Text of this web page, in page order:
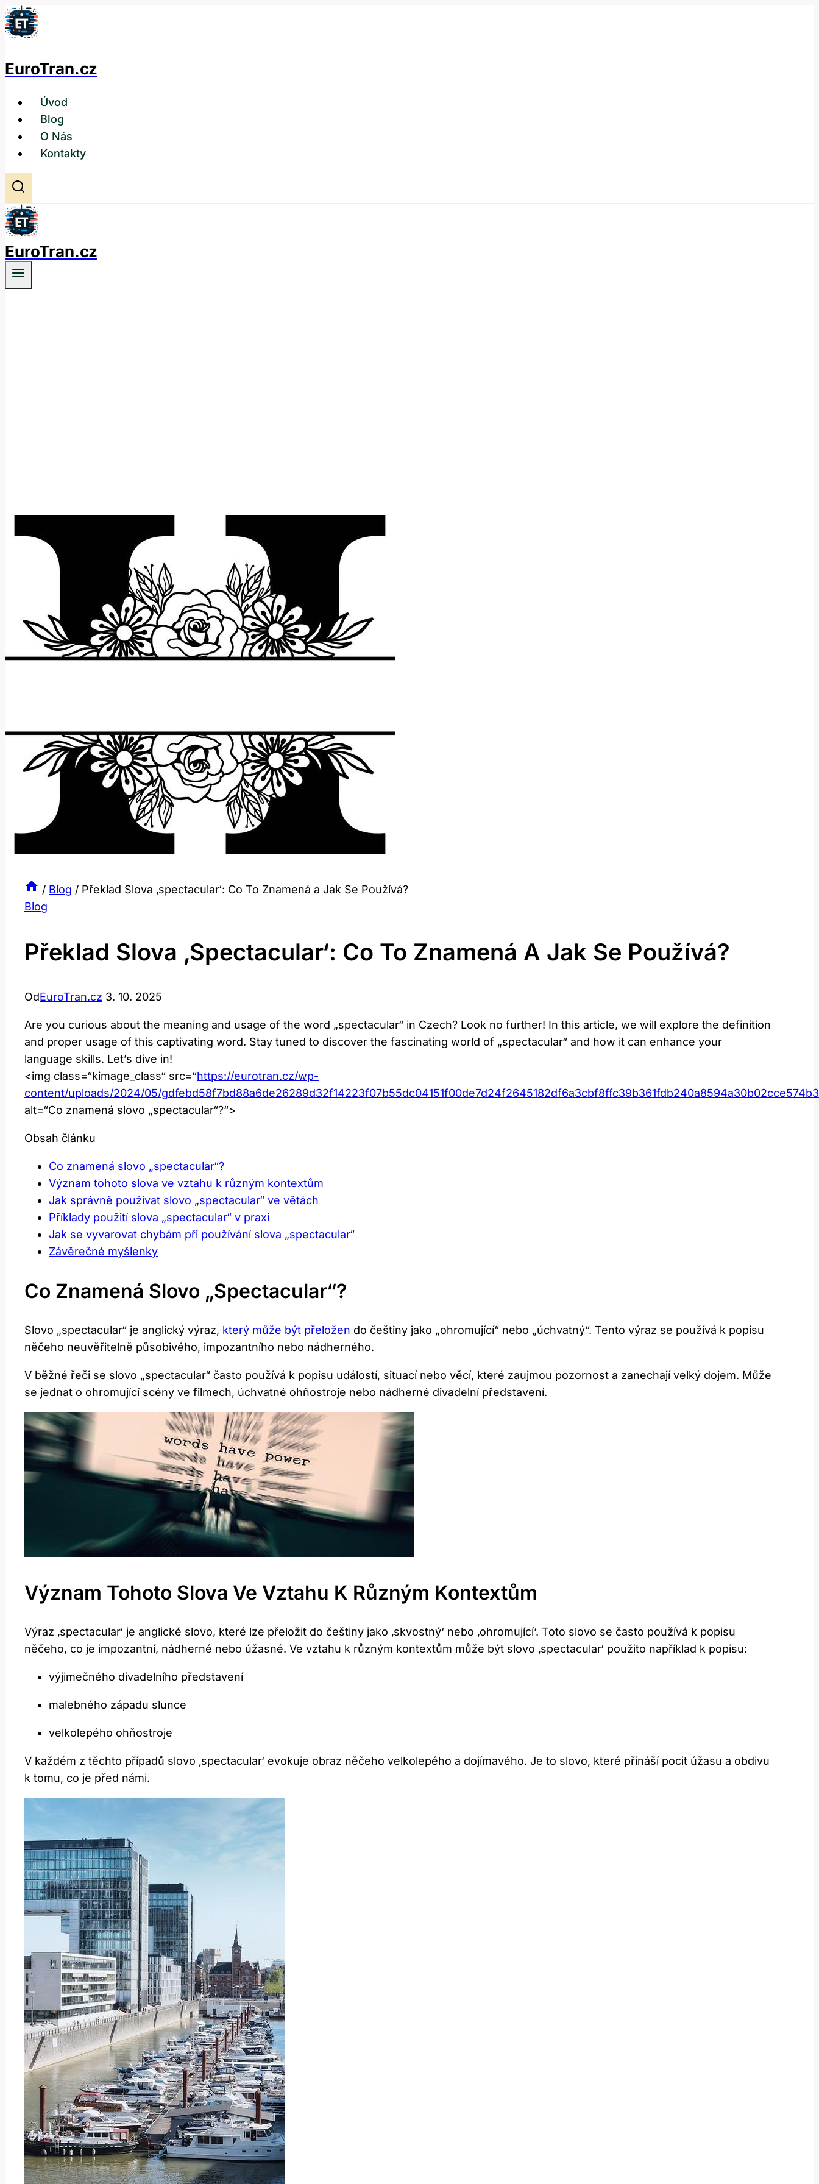
Přeskočit
na
EuroTran.cz
Úvod
Blog
O Nás
Kontakty
EuroTran.cz
/ Blog / Překlad Slova ‚spectacular‘: Co To Znamená a Jak Se Používá?
Blog
Překlad Slova ‚spectacular‘: Co To Znamená A Jak Se Používá?
OdEuroTran.cz 3. 10. 2025
Are you curious about the meaning and usage of the word „spectacular“ in Czech? Look no further! In this article, we will explore the definition
and proper usage of this captivating word. Stay tuned to discover the fascinating world of „spectacular“ and how it can enhance your
language skills. Let’s dive in!
<img class=“kimage_class“ src=“https://eurotran.cz/wp-
content/uploads/2024/05/
alt=“Co znamená slovo „spectacular“?“>
Obsah článku
Co znamená slovo „spectacular“?
Význam tohoto slova ve vztahu k různým kontextům
Jak správně používat slovo „spectacular“ ve větách
Příklady použití slova „spectacular“ v praxi
Jak se vyvarovat chybám při používání slova „spectacular“
Závěrečné myšlenky
Co Znamená Slovo „spectacular“?
Slovo „spectacular“ je anglický výraz, který může být přeložen do češtiny jako „ohromující“ nebo „úchvatný“. Tento výraz se používá k popisu
něčeho neuvěřitelně působivého, impozantního nebo nádherného.
V běžné řeči se slovo „spectacular“ často používá k popisu událostí, situací nebo věcí, které zaujmou pozornost a zanechají velký dojem. Může
se jednat o ohromující scény ve filmech, úchvatné ohňostroje nebo nádherné divadelní představení.
Význam Tohoto Slova Ve Vztahu K Různým Kontextům
Výraz ‚spectacular‘ je anglické slovo, které lze přeložit do češtiny jako ‚skvostný‘ nebo ‚ohromující‘. Toto slovo se často používá k popisu
něčeho, co je impozantní, nádherné nebo úžasné. Ve vztahu k různým kontextům může být slovo ‚spectacular‘ použito například k popisu:
výjimečného divadelního představení
malebného západu slunce
velkolepého ohňostroje
V každém z těchto případů slovo ‚spectacular‘ evokuje obraz něčeho velkolepého a dojímavého. Je to slovo, které přináší pocit úžasu a obdivu
k tomu, co je před námi.